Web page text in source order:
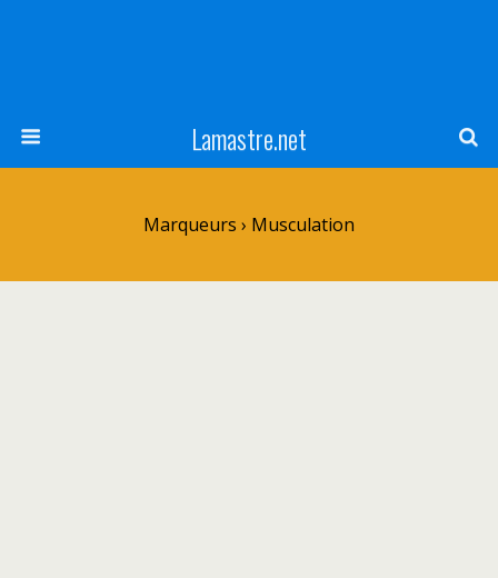
Lamastre.net
Marqueurs › Musculation